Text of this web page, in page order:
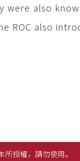
also
ROC also
授權，請勿使用。